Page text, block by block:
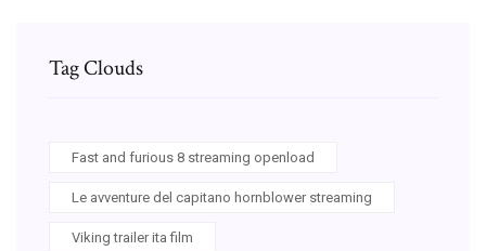
Tag Clouds
Fast and furious 8 streaming openload
Le avventure del capitano hornblower streaming
Viking trailer ita film